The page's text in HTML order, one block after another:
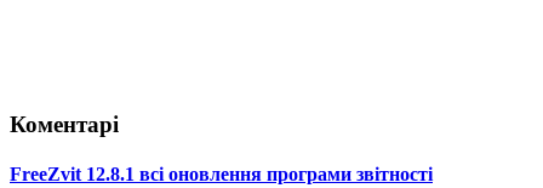
Коментарі
FreeZvit 12.8.1 всі оновлення програми звітності